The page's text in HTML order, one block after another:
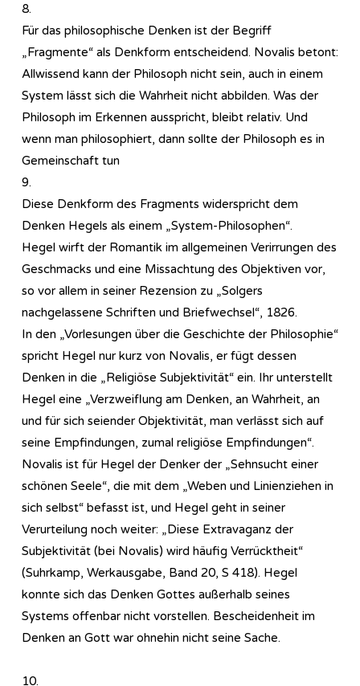
8.
Für das philosophische Denken ist der Begriff
„Fragmente“ als Denkform entscheidend. Novalis betont:
Allwissend kann der Philosoph nicht sein, auch in einem
System lässt sich die Wahrheit nicht abbilden. Was der
Philosoph im Erkennen ausspricht, bleibt relativ. Und
wenn man philosophiert, dann sollte der Philosoph es in
Gemeinschaft tun
9.
Diese Denkform des Fragments widerspricht dem
Denken Hegels als einem „System-Philosophen“.
Hegel wirft der Romantik im allgemeinen Verirrungen des
Geschmacks und eine Missachtung des Objektiven vor,
so vor allem in seiner Rezension zu „Solgers
nachgelassene Schriften und Briefwechsel“, 1826.
In den „Vorlesungen über die Geschichte der Philosophie“
spricht Hegel nur kurz von Novalis, er fügt dessen
Denken in die „Religiöse Subjektivität“ ein. Ihr unterstellt
Hegel eine „Verzweiflung am Denken, an Wahrheit, an
und für sich seiender Objektivität, man verlässt sich auf
seine Empfindungen, zumal religiöse Empfindungen“.
Novalis ist für Hegel der Denker der „Sehnsucht einer
schönen Seele“, die mit dem „Weben und Linienziehen in
sich selbst“ befasst ist, und Hegel geht in seiner
Verurteilung noch weiter: „Diese Extravaganz der
Subjektivität (bei Novalis) wird häufig Verrücktheit“
(Suhrkamp, Werkausgabe, Band 20, S 418). Hegel
konnte sich das Denken Gottes außerhalb seines
Systems offenbar nicht vorstellen. Bescheidenheit im
Denken an Gott war ohnehin nicht seine Sache.
10.